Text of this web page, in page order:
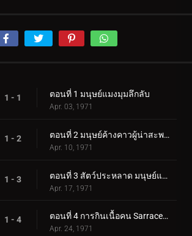
1 - 1 ตอนที่ 1 มนุษย์แมงมุมลึกลับ
Apr. 03, 1971
1 - 2 ตอนที่ 2 มนุษย์ค้างคาวผู้น่าสะพรึงกลัว
Apr. 10, 1971
1 - 3 ตอนที่ 3 สัตว์ประหลาด มนุษย์แมงป่อง
Apr. 17, 1971
1 - 4 ตอนที่ 4 การกินเนื้อคน Sarracenian
Apr. 24, 1971